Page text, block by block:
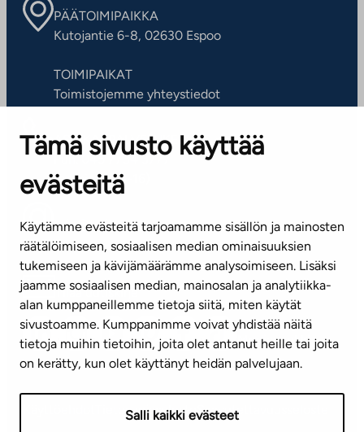
Tämä sivusto käyttää
evästeitä
Käytämme evästeitä tarjoamamme sisällön ja mainosten
räätälöimiseen, sosiaalisen median ominaisuuksien
tukemiseen ja kävijämäärämme analysoimiseen. Lisäksi
jaamme sosiaalisen median, mainosalan ja analytiikka-
alan kumppaneillemme tietoja siitä, miten käytät
sivustoamme. Kumppanimme voivat yhdistää näitä
tietoja muihin tietoihin, joita olet antanut heille tai joita
on kerätty, kun olet käyttänyt heidän palvelujaan.
Salli kaikki evästeet
PÄÄTOIMIPAIKKA
Kutojantie 6-8, 02630 Espoo
TOIMIPAIKAT
Toimistojemme yhteystiedot
ASIAKASPALVELUKESKUS
Puh. 045 7734 3777
(arkisin klo 8-16)
info@ta.fi
Tilaa uutiskirje
Mediapankki
TietosuojaselosteSaavutettavuusseloste